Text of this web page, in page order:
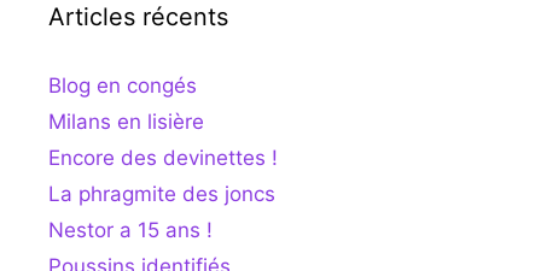
Articles récents
Blog en congés
Milans en lisière
Encore des devinettes !
La phragmite des joncs
Nestor a 15 ans !
Poussins identifiés